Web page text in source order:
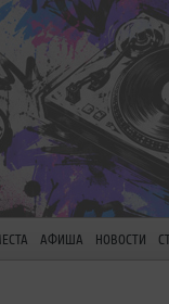
АФИША НОВОСТИ